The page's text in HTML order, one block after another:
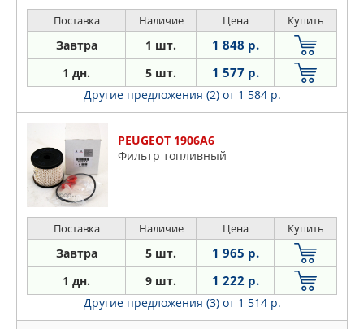
Поставка Наличие Цена Купить
Завтра 1 шт. 1 848 р.
1 дн. 5 шт. 1 577 р.
Другие предложения (2) от 1 584 р.
PEUGEOT 1906A6
Фильтр топливный
Поставка Наличие Цена Купить
Завтра 5 шт. 1 965 р.
1 дн. 9 шт. 1 222 р.
Другие предложения (3) от 1 514 р.